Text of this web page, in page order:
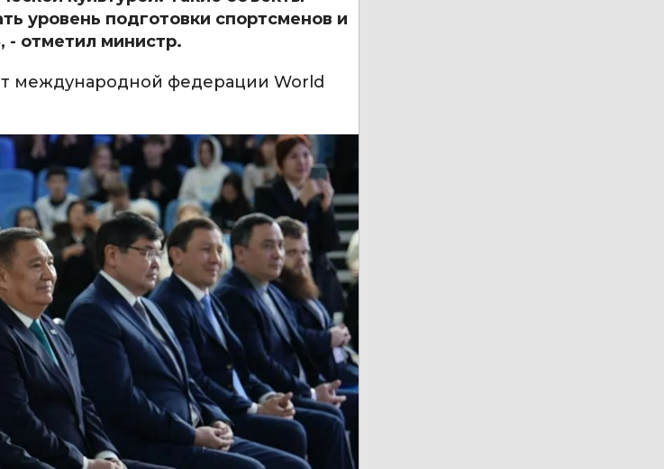
уровень подготовки спортсменов и
- отметил министр.
международной федерации World